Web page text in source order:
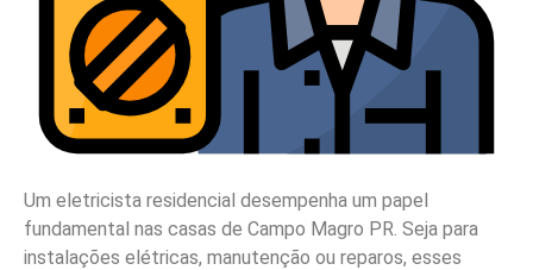
Um eletricista residencial desempenha um papel
fundamental nas casas de Campo Magro PR. Seja para
instalações elétricas, manutenção ou reparos, esses